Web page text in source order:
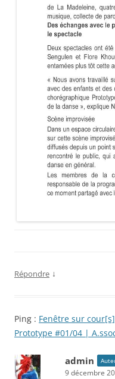
Répondre ↓
Ping : Fenêtre sur
Prototype #01/04 |
admin
9 décembre